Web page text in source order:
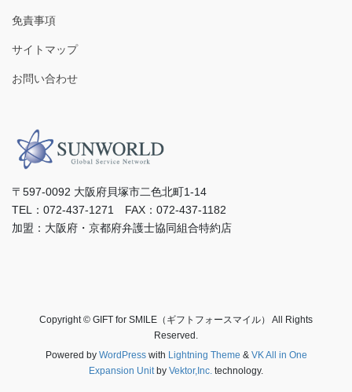
免責事項
サイトマップ
お問い合わせ
〒597-0092 ⼤阪府⾙塚市⼆⾊北町1-14
TEL：072-437-1271 FAX：072-437-1182
加盟：⼤阪府・京都府弁護⼠協同組合特約店
Copyright © GIFT for SMILE（ギフトフォースマイル） All Rights
Reserved.
Powered by WordPresswith Lightning Theme & VK All in One
Expansion Unitby Vektor,Inc. technology.